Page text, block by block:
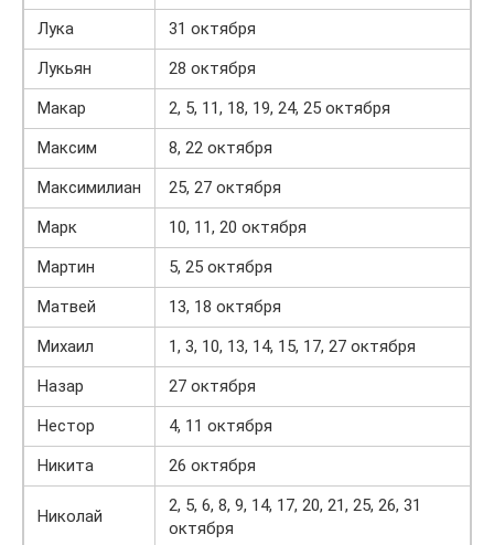
Лука
31 октября
Лукьян
28 октября
Макар
2, 5, 11, 18, 19, 24, 25 октября
Максим
8, 22 октября
Максимилиан
25, 27 октября
Марк
10, 11, 20 октября
Мартин
5, 25 октября
Матвей
13, 18 октября
Михаил
1, 3, 10, 13, 14, 15, 17, 27 октября
Назар
27 октября
Нестор
4, 11 октября
Никита
26 октября
Николай
2, 5, 6, 8, 9, 14, 17, 20, 21, 25, 26, 31
октября